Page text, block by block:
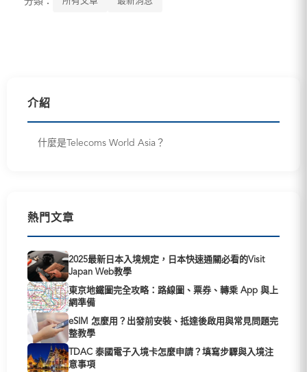
介紹
什麼是Telecoms World Asia？
熱門文章
2025最新日本入境規定，日本快速通關必看的Visit
Japan Web教學
東京地鐵圖完全攻略：路線圖、票券、轉乘 App 與上
網準備
eSIM 怎麼用？出發前安裝、抵達後啟用與常見問題完
整教學
TDAC 泰國電子入境卡怎麼申請？填寫步驟與入境注
意事項